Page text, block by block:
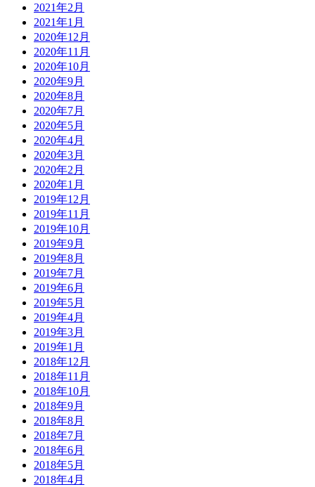
2021年2月
2021年1月
2020年12月
2020年11月
2020年10月
2020年9月
2020年8月
2020年7月
2020年5月
2020年4月
2020年3月
2020年2月
2020年1月
2019年12月
2019年11月
2019年10月
2019年9月
2019年8月
2019年7月
2019年6月
2019年5月
2019年4月
2019年3月
2019年1月
2018年12月
2018年11月
2018年10月
2018年9月
2018年8月
2018年7月
2018年6月
2018年5月
2018年4月